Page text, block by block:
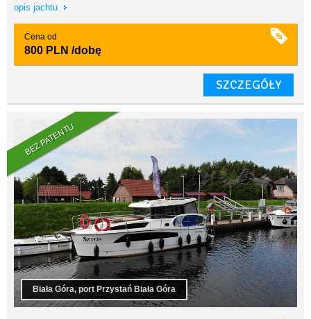
opis jachtu
Cena od
800 PLN /dobę
SZCZEGÓŁY
BEZ PATENTU
Biała Góra, port Przystań Biała Góra